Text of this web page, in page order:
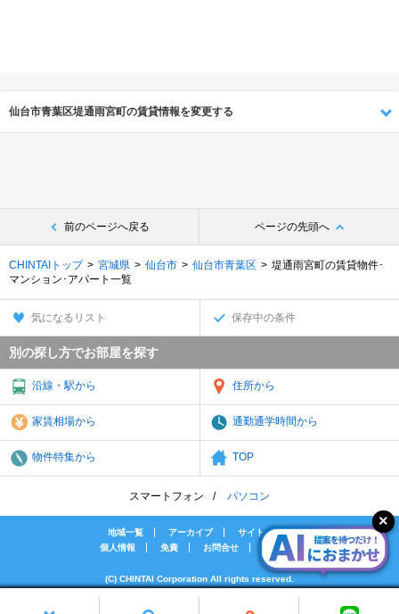
仙台市青葉区堤通雨宮町の賃貸情報を変更する
前のページへ戻る ページの先頭へ
CHINTAIトップ 宮城県 仙台市 仙台市青葉区
堤通雨宮町の賃貸物件･
マンション･アパート一覧
気になるリスト 保存中の条件
別の探し方でお部屋を探す
沿線・駅から 住所から
家賃相場から 通勤通学時間から
物件特集から TOP
スマートフォン パソコン
地域一覧 アーカイブ
サイトマップ
個人情報
免責 お問合せ 会社案内
(C) CHINTAI Corporation All rights reserved.
[PR]賃貸物件の疑問解決！教えてエイブルAGENT